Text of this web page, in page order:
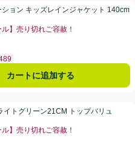
ャケット 140cm ブラック
ョン キッズレインジャケット 140cm
ル】売り切れご容赦！
カートに追加する
ップバリュ
イトグリーン21CM トップバリュ
ル】売り切れご容赦！